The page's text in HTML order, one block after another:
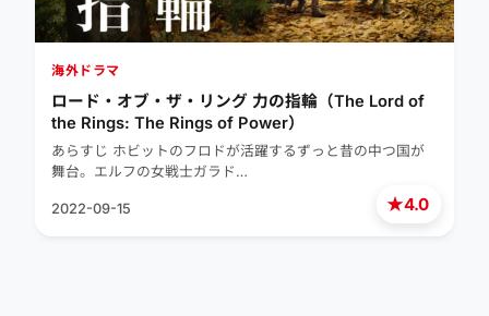
★4.0
海外ドラマ
ロード・オブ・ザ・リング 力の指輪（The Lord of
the Rings: The Rings of Power）
あらすじ ホビットのフロドが活躍するずっと昔の中つ国が
舞台。エルフの女戦士ガラド…
2022-09-15